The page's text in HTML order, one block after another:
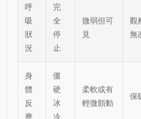
呼
吸
狀
況
完
全
停
止
微弱但可
見
觀
無
身
體
反
應
僵
硬
冰
冷
柔軟或有
輕微顫動
保